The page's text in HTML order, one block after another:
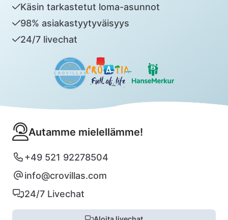
Käsin tarkastetut loma-asunnot
98% asiakastyytyväisyys
24/7 livechat
Autamme mielellämme!
+49 521 92278504
info@crovillas.com
24/7 Livechat